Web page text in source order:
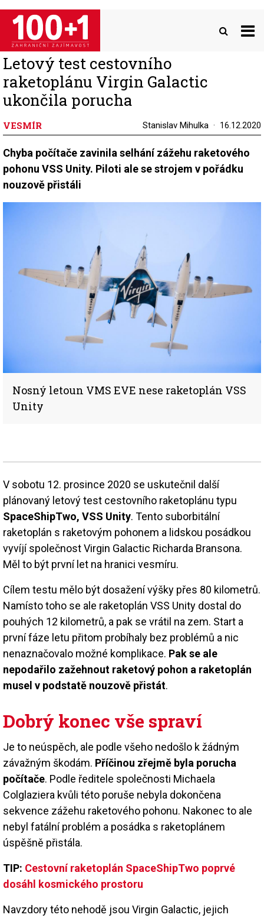
Přejít
hlavnímu
obsahu
Letový test cestovního
raketoplánu Virgin Galactic
ukončila porucha
VESMÍR Stanislav Mihulka 16.12.2020
Chyba počítače zavinila selhání zážehu raketového
pohonu VSS Unity. Piloti ale se strojem v pořádku
nouzově přistáli
Nosný letoun VMS EVE nese raketoplán VSS
Unity
V sobotu 12. prosince 2020 se uskutečnil další
plánovaný letový test cestovního raketoplánu typu
SpaceShipTwo, VSS Unity. Tento suborbitální
raketoplán s raketovým pohonem a lidskou posádkou
vyvíjí společnost Virgin Galactic Richarda Bransona.
Měl to být první let na hranici vesmíru.
Cílem testu mělo být dosažení výšky přes 80 kilometrů.
Namísto toho se ale raketoplán VSS Unity dostal do
pouhých 12 kilometrů, a pak se vrátil na zem. Start a
první fáze letu přitom probíhaly bez problémů a nic
nenaznačovalo možné komplikace. Pak se ale
nepodařilo zažehnout raketový pohon a raketoplán
musel v podstatě nouzově přistát.
Dobrý konec vše spraví
Je to neúspěch, ale podle všeho nedošlo k žádným
závažným škodám. Příčinou zřejmě byla porucha
počítače. Podle ředitele společnosti Michaela
Colglaziera kvůli této poruše nebyla dokončena
sekvence zážehu raketového pohonu. Nakonec to ale
nebyl fatální problém a posádka s raketoplánem
úspěšně přistála.
TIP: Cestovní raketoplán SpaceShipTwo poprvé
dosáhl kosmického prostoru
Navzdory této nehodě jsou Virgin Galactic, jejich